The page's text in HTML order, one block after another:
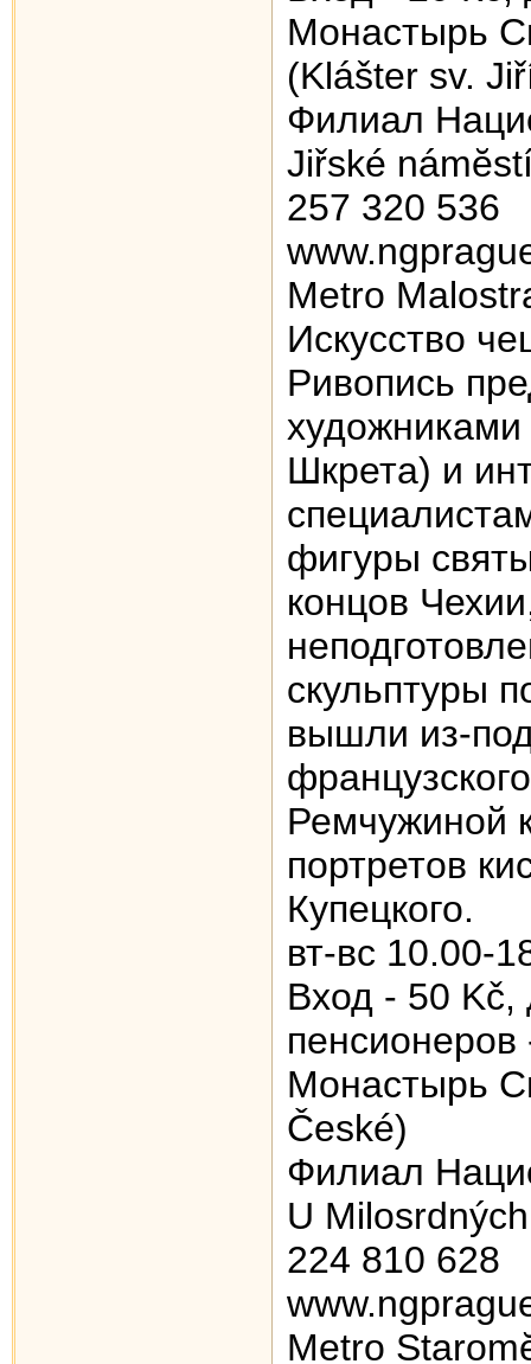
Монастырь
(Klášter sv.
Филиал
Jiřské
257 320 536
Metro
Искусство
Ривопись
Шкрета) и
фигуры
концов
скульптуры
вышли из-
Ремчужиной
портретов
Купецкого.
вт-вс 10.00-
Вход - 50 Kč,
пенсионеров
Монастырь
České)
Филиал
U
224 810 628
Metro